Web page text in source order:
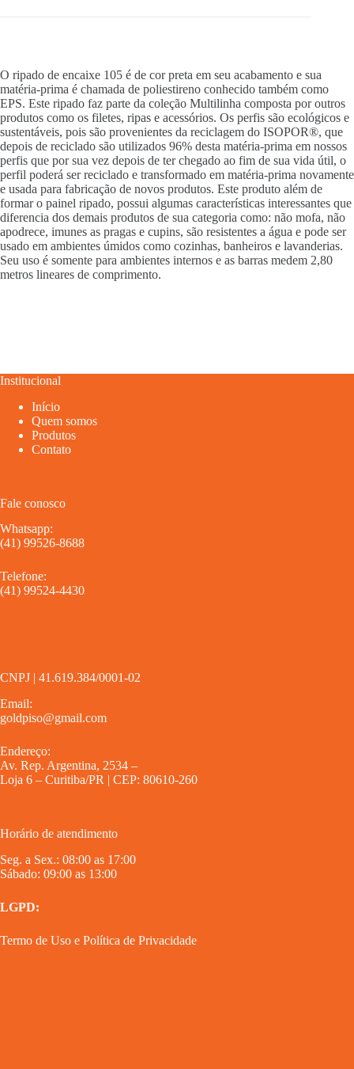
O ripado de encaixe 105 é de cor preta em seu acabamento e sua
matéria-prima é chamada de poliestireno conhecido também como
EPS. Este ripado faz parte da coleção Multilinha composta por outros
produtos como os filetes, ripas e acessórios. Os perfis são ecológicos e
sustentáveis, pois são provenientes da reciclagem do ISOPOR®, que
depois de reciclado são utilizados 96% desta matéria-prima em nossos
perfis que por sua vez depois de ter chegado ao fim de sua vida útil, o
perfil poderá ser reciclado e transformado em matéria-prima novamente
e usada para fabricação de novos produtos. Este produto além de
formar o painel ripado, possui algumas características interessantes que
diferencia dos demais produtos de sua categoria como: não mofa, não
apodrece, imunes as pragas e cupins, são resistentes a água e pode ser
usado em ambientes úmidos como cozinhas, banheiros e lavanderias.
Seu uso é somente para ambientes internos e as barras medem 2,80
metros lineares de comprimento.
Institucional
Início
Quem somos
Produtos
Contato
Fale conosco
Whatsapp:
(41) 99526-8688
Telefone:
(41) 99524-4430
CNPJ | 41.619.384/0001-02
Email:
goldpiso@gmail.com
Endereço:
Av. Rep. Argentina, 2534 –
Loja 6 – Curitiba/PR | CEP: 80610-260
Horário de atendimento
Seg. a Sex.: 08:00 as 17:00
Sábado: 09:00 as 13:00
LGPD:
Termo de Uso e Política de Privacidade